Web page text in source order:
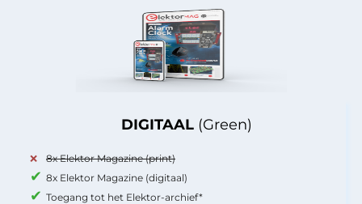
DIGITAAL (Green)
8x Elektor Magazine (print)
8x Elektor Magazine (digitaal)
Toegang tot het Elektor-archief*